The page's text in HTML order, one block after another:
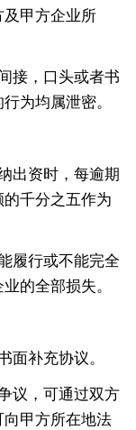
甲方企业所
接，口头或者书
为均属泄密。
出资时，每逾期
千分之五作为
履行或不能完全
的全部损失。
面补充协议。
议，可通过双方
甲方所在地法